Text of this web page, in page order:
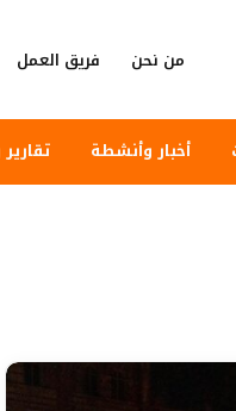
من نحن فريق العمل
أخبار وأنشطة